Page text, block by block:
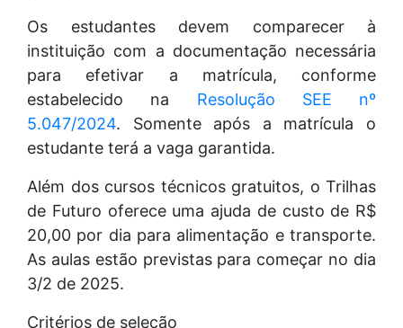
Os estudantes devem comparecer à
instituição com a documentação necessária
para efetivar a matrícula, conforme
estabelecido na Resolução SEE nº
5.047/2024. Somente após a matrícula o
estudante terá a vaga garantida.
Além dos cursos técnicos gratuitos, o Trilhas
de Futuro oferece uma ajuda de custo de R$
20,00 por dia para alimentação e transporte.
As aulas estão previstas para começar no dia
3/2 de 2025.
Critérios de seleção